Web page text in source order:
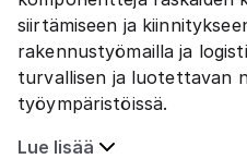
siirtämiseen ja
rakennustyömailla ja
turvallisen ja luotettavan
työympäristöissä.
Lue lisää